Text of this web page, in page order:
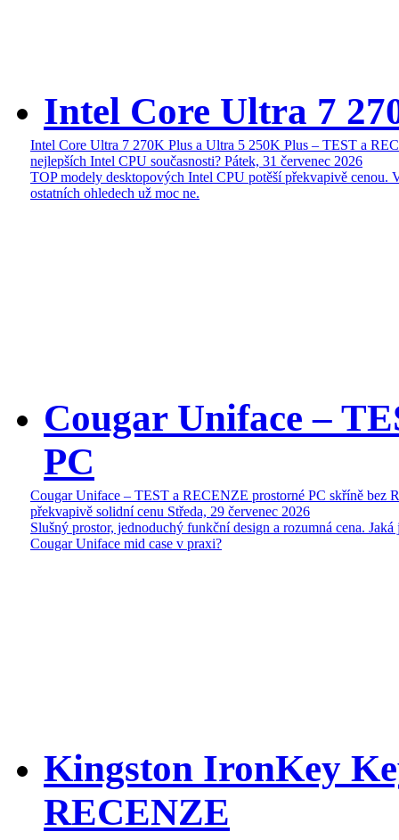
Intel Core Ultra 7
Intel Core Ultra 7 270K Plus a Ultra 5 250K Plus – TEST a
nejlepších Intel CPU současnosti? Pátek, 31 červenec 2026
TOP modely desktopových Intel CPU potěší překvapivě cenou.
ostatních ohledech už moc ne.
Cougar Uniface –
PC
Cougar Uniface – TEST a RECENZE prostorné PC skříně bez
překvapivě solidní cenu Středa, 29 červenec 2026
Slušný prostor, jednoduchý funkční design a rozumná cena. Jaká
Cougar Uniface mid case v praxi?
Kingston IronKey
RECENZE